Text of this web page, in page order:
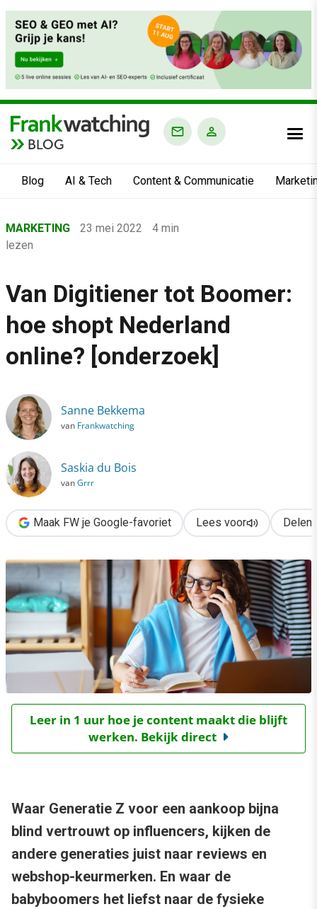
BLOG
Blog AI & Tech Content & Communicatie
›
Marketing
›
Van Digitiener tot Boomer: hoe shopt Nederland online?
MARKETING 23 mei 2022
4 min
lezen
Van Digitiener tot Boomer:
hoe shopt Nederland
online? [onderzoek]
Sanne Bekkema
van Frankwatching
Saskia du Bois
vanGrrr
Maak FW je Google-favoriet Lees voor Delen
Leer in 1 uur hoe je content maakt die blijft
werken. Bekijk direct
Waar Generatie Z voor een aankoop bijna
blind vertrouwt op influencers, kijken de
andere generaties juist naar reviews en
webshop-keurmerken. En waar de
babyboomers het liefst naar de fysieke